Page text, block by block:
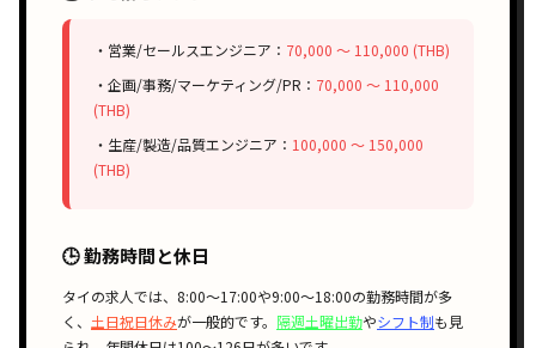
・営業/セールスエンジニア： 70,000 〜 110,000 (THB)
・企画/事務/マーケティング/PR： 70,000 〜 110,000
(THB)
・生産/製造/品質エンジニア： 100,000 〜 150,000
(THB)
🕒 勤務時間と休日
タイの求人では、 8:00〜17:00や9:00〜18:00の勤務時間が多
く、 土日祝日休みが一般的です。 隔週土曜出勤やシフト制も見